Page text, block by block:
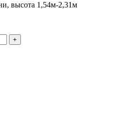
высота 1,54м-2,31м